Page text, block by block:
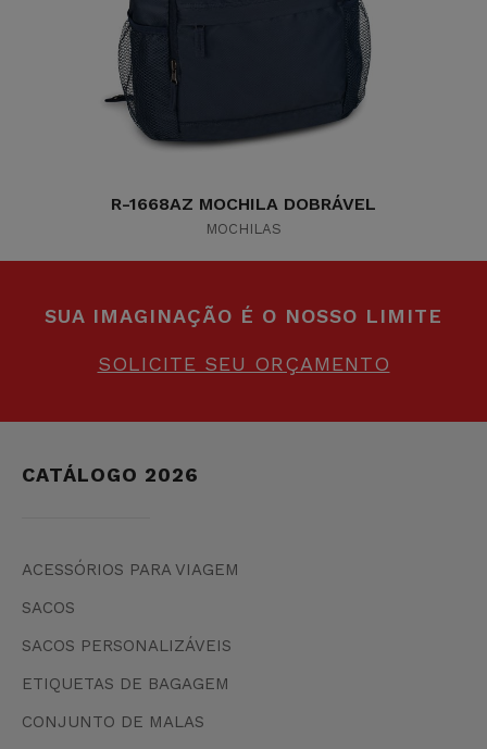
R-1668AZ MOCHILA DOBRÁVEL
MOCHILAS
SUA IMAGINAÇÃO É O NOSSO LIMITE
SOLICITE SEU ORÇAMENTO
CATÁLOGO 2026
ACESSÓRIOS PARA VIAGEM
SACOS
SACOS PERSONALIZÁVEIS
ETIQUETAS DE BAGAGEM
CONJUNTO DE MALAS